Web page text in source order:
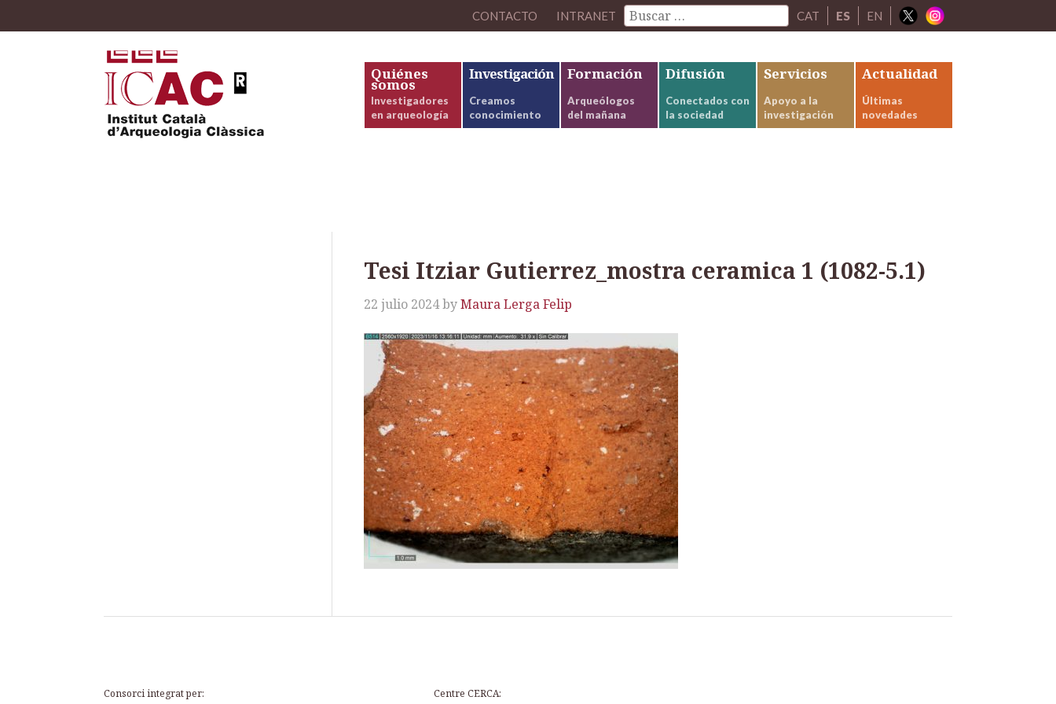
CONTACTO INTRANET CAT ES EN
Quiénes
somos
Investigadores
en arqueología
Investigación
Creamos
conocimiento
Formación
Arqueólogos
del mañana
Difusión
Conectados con
la sociedad
Servicios
Apoyo a la
investigación
Actualidad
Últimas
novedades
Tesi Itziar Gutierrez_mostra ceramica 1 (1082-5.1)
22 julio 2024byMaura Lerga Felip
Consorci integrat per: Centre CERCA: